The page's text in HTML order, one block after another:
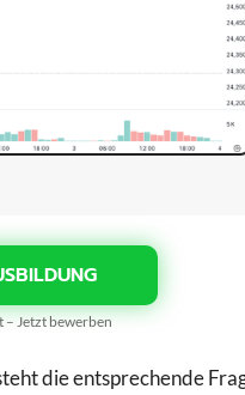
Jetzt bewerben
die entsprechende